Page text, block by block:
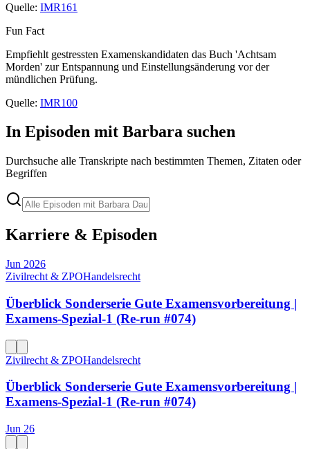
Quelle: IMR161
Fun Fact
Empfiehlt gestressten Examenskandidaten das Buch 'Achtsam
Morden' zur Entspannung und Einstellungsänderung vor der
mündlichen Prüfung.
Quelle: IMR100
In Episoden mit Barbara suchen
Durchsuche alle Transkripte nach bestimmten Themen, Zitaten oder
Begriffen
Karriere & Episoden
Jun 2026
Zivilrecht & ZPOHandelsrecht
Überblick Sonderserie Gute Examensvorbereitung |
Examens-Spezial-1 (Re-run #074)
Zivilrecht & ZPOHandelsrecht
Überblick Sonderserie Gute Examensvorbereitung |
Examens-Spezial-1 (Re-run #074)
Jun 26